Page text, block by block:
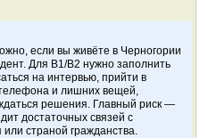
если вы живёте в Черногории
Для B1/B2 нужно заполнить
на интервью, прийти в
и лишних вещей,
решения. Главный риск —
достаточных связей с
страной гражданства.